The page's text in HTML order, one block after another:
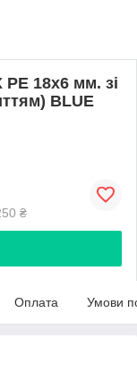
PE 18x6 мм. зі
BLUE
₴
Оплата Умови